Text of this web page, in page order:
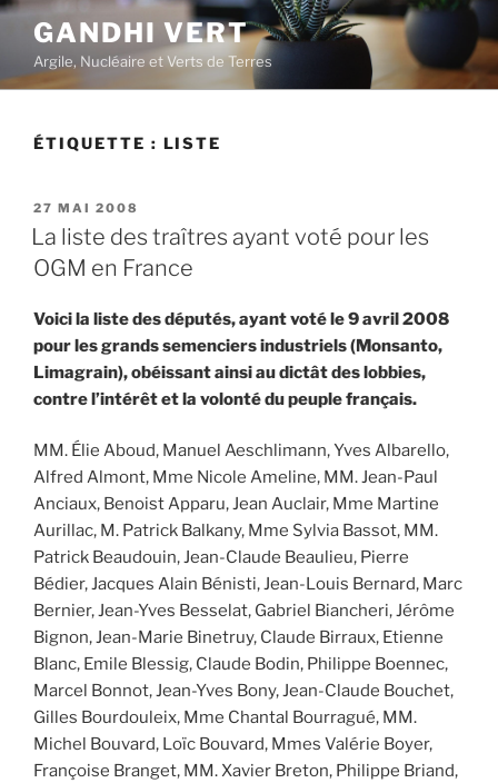
Aller
contenu
principal
GANDHI VERT
Argile, Nucléaire et Verts de Terres
ÉTIQUETTE : LISTE
PUBLIÉ
LE
27 MAI 2008
La liste des traîtres ayant voté pour les
OGM en France
Voici la liste des députés, ayant voté le 9 avril 2008
pour les grands semenciers industriels (Monsanto,
Limagrain), obéissant ainsi au dictât des lobbies,
contre l’intérêt et la volonté du peuple français.
MM. Élie Aboud, Manuel Aeschlimann, Yves Albarello,
Alfred Almont, Mme Nicole Ameline, MM. Jean-Paul
Anciaux, Benoist Apparu, Jean Auclair, Mme Martine
Aurillac, M. Patrick Balkany, Mme Sylvia Bassot, MM.
Patrick Beaudouin, Jean-Claude Beaulieu, Pierre
Bédier, Jacques Alain Bénisti, Jean-Louis Bernard, Marc
Bernier, Jean-Yves Besselat, Gabriel Biancheri, Jérôme
Bignon, Jean-Marie Binetruy, Claude Birraux, Etienne
Blanc, Emile Blessig, Claude Bodin, Philippe Boennec,
Marcel Bonnot, Jean-Yves Bony, Jean-Claude Bouchet,
Gilles Bourdouleix, Mme Chantal Bourragué, MM.
Michel Bouvard, Loïc Bouvard, Mmes Valérie Boyer,
Françoise Branget, MM. Xavier Breton, Philippe Briand,